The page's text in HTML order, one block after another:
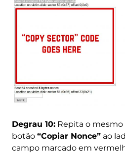
Degrau 10:Repita o mesmo
botão “Copiar Nonce”ao
campo marcado em